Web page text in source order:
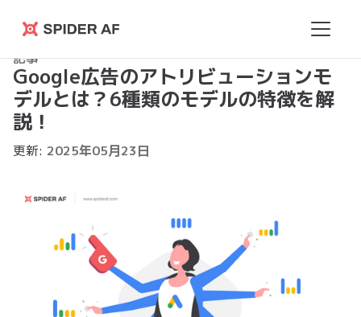
Spider
AF
記事
Google広告のアトリビューションモ
デルとは？6種類のモデルの特徴を解
説！
更新: 2025年05月23日